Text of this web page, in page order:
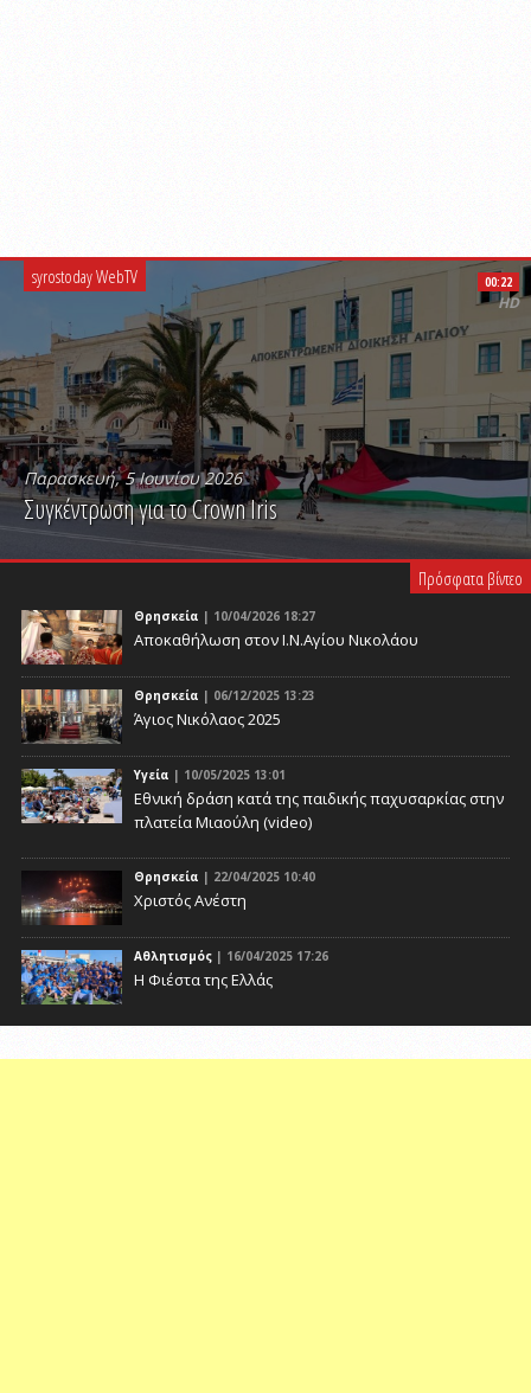
syrostoday WebTV
Παρασκευή, 5 Ιουνίου 2026
Συγκέντρωση για το Crown Iris
PLAY VIDEO
00:22
HD
Πρόσφατα βίντεο
Θρησκεία | 10/04/2026 18:27
Αποκαθήλωση στον Ι.Ν.Αγίου Νικολάου
Θρησκεία | 06/12/2025 13:23
Άγιος Νικόλαος 2025
Υγεία | 10/05/2025 13:01
Eθνική δράση κατά της παιδικής παχυσαρκίας στην
πλατεία Μιαούλη (video)
Θρησκεία | 22/04/2025 10:40
Χριστός Ανέστη
Αθλητισμός | 16/04/2025 17:26
Η Φιέστα της Ελλάς